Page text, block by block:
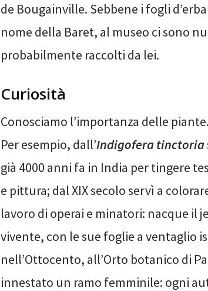
de Bougainville. Sebbene i fogli
nome della Baret, al museo ci sono
probabilmente raccolti da lei.
Curiosità
Conosciamo l’importanza delle
Per esempio, dall’Indigofera tinctoria
già 4000 anni fa in India per tingere
e pittura; dal XIX secolo servì a
lavoro di operai e minatori: nacque il
vivente, con le sue foglie a ventaglio
nell’Ottocento, all’Orto botanico di
innestato un ramo femminile: ogni